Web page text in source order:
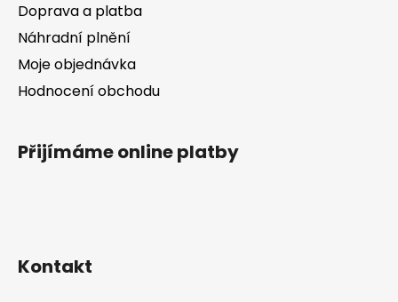
Doprava a platba
Náhradní plnění
Moje objednávka
Hodnocení obchodu
Přijímáme online platby
Kontakt